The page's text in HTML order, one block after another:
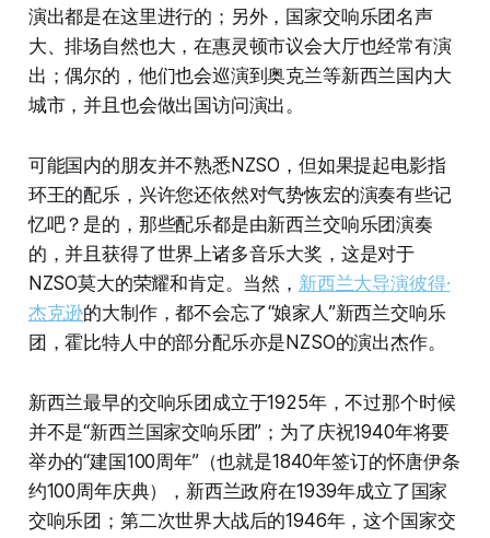
演出都是在这里进行的；另外，国家交响乐团名声
大、排场自然也大，在惠灵顿市议会大厅也经常有演
出；偶尔的，他们也会巡演到奥克兰等新西兰国内大
城市，并且也会做出国访问演出。
可能国内的朋友并不熟悉NZSO，但如果提起电影指
环王的配乐，兴许您还依然对气势恢宏的演奏有些记
忆吧？是的，那些配乐都是由新西兰交响乐团演奏
的，并且获得了世界上诸多音乐大奖，这是对于
NZSO莫大的荣耀和肯定。当然， 新西兰大导演彼得·
杰克逊的大制作，都不会忘了“娘家人”新西兰交响乐
团，霍比特人中的部分配乐亦是NZSO的演出杰作。
新西兰最早的交响乐团成立于1925年，不过那个时候
并不是“新西兰国家交响乐团”；为了庆祝1940年将要
举办的“建国100周年”（也就是1840年签订的怀唐伊条
约100周年庆典），新西兰政府在1939年成立了国家
交响乐团；第二次世界大战后的1946年，这个国家交